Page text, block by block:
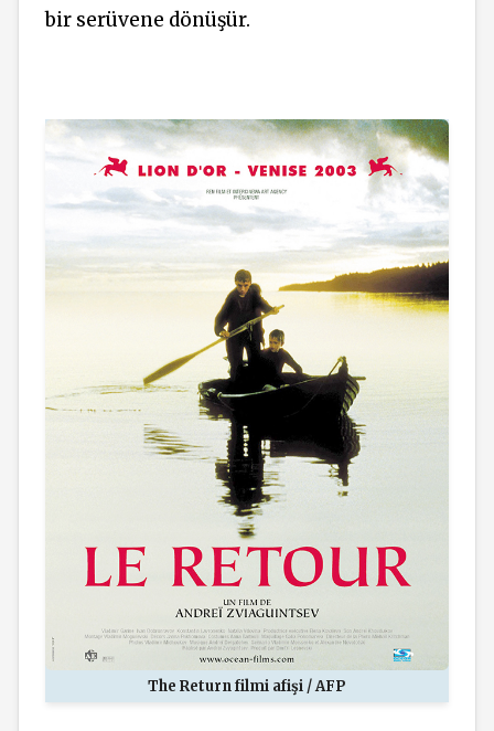
bir serüvene dönüşür.
The Return filmi afişi / AFP